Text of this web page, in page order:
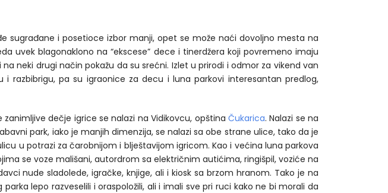
sugrađane i posetioce izbor manji, opet se može naći dovoljno mesta na
uvek blagonaklono na “ekscese” dece i tinerdžera koji povremeno imaju
neki drugi način pokažu da su srećni. Izlet u prirodi i odmor za vikend van
razbibrigu, pa su igraonice za decu i luna parkovi interesantan predlog,
dečje igrice se nalazi na Vidikovcu, opština Čukarica. Nalazi se na
park, iako je manjih dimenzija, se nalazi sa obe strane ulice, tako da je
u potrazi za čarobnijom i blještavijom igricom. Kao i većina luna parkova
se voze mališani, autordrom sa električnim autićima, ringišpil, voziće na
nude sladolede, igračke, knjige, ali i kiosk sa brzom hranom. Tako je na
lepo razveselili i oraspoložili, ali i imali sve pri ruci kako ne bi morali da